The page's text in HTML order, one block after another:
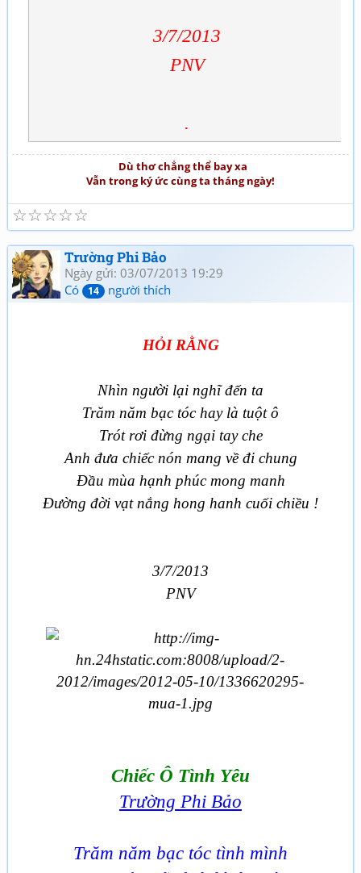
3/7/2013
PNV
.
Dù thơ chẳng thể bay xa
Vẫn trong ký ức cùng ta tháng ngày!
☆
☆
☆
☆
☆
Trường Phi Bảo
Ngày gửi: 03/07/2013 19:29
Có
14 người thích
HỎI RẰNG
Nhìn người lại nghĩ đến ta
Trăm năm bạc tóc hay là tuột ô
Trót rơi đừng ngại tay che
Anh đưa chiếc nón mang về đi chung
Đầu mùa hạnh phúc mong manh
Đường đời vạt nắng hong hanh cuối chiều !
3/7/2013
PNV
Chiếc Ô Tình Yêu
Trường Phi Bảo
Trăm năm bạc tóc tình mình